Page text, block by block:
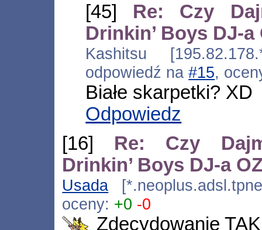
[45] Re: Czy
Drinkin’ Boys DJ-a
Kashitsu
odpowiedź na#15,
Białe skarpetki? XD
Odpowiedz
[16] Re: Czy
Drinkin’ Boys DJ-a
Usada
oceny: +0 -0
Zdecydowanie